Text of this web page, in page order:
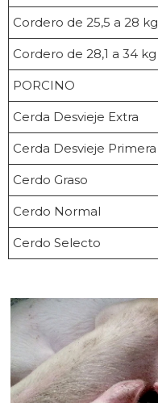
Cordero de 25,5 a 28 kg
Cordero de 28,1 a 34 kg
PORCINO
Cerda Desvieje Extra
Cerda Desvieje Primera
Cerdo Graso
Cerdo Normal
Cerdo Selecto